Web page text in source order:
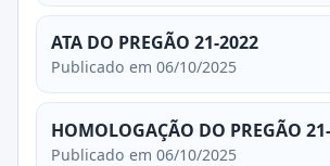
ATA DO PREGÃO 21-2022
Publicado em 06/10/2025
HOMOLOGAÇÃO DO PREGÃO
Publicado em 06/10/2025